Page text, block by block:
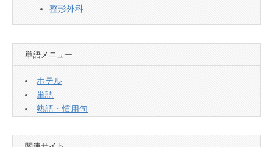
整形外科
単語メニュー
ホテル
単語
熟語・慣用句